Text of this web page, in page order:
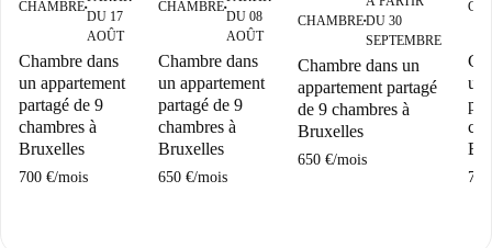
CHAMBRE■
DU 17
AOÛT
Chambre dans
un appartement
partagé de 9
chambres à
Bruxelles
700 €/mois
CHAMBRE■
DU 08
AOÛT
Chambre dans
un appartement
partagé de 9
chambres à
Bruxelles
650 €/mois
CHAMBRE■DU 30
SEPTEMBRE
Chambre dans un
appartement partagé
de 9 chambres à
Bruxelles
650 €/mois
un